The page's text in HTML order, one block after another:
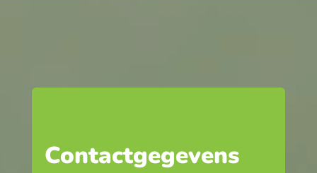
Contactgegevens